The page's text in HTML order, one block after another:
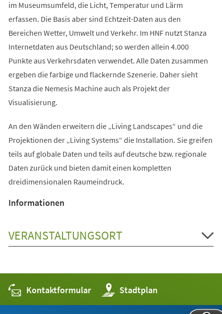
im Museumsumfeld, die Licht, Temperatur und Lärm
erfassen. Die Basis aber sind Echtzeit-Daten aus den
Bereichen Wetter, Umwelt und Verkehr. Im HNF nutzt Stanza
Internetdaten aus Deutschland; so werden allein 4.000
Punkte aus Verkehrsdaten verwendet. Alle Daten zusammen
ergeben die farbige und flackernde Szenerie. Daher sieht
Stanza die Nemesis Machine auch als Projekt der
Visualisierung.
An den Wänden erweitern die „Living Landscapes“ und die
Projektionen der „Living Systems“ die Installation. Sie greifen
teils auf globale Daten und teils auf deutsche bzw. regionale
Daten zurück und bieten damit einen kompletten
dreidimensionalen Raumeindruck.
Informationen
VERANSTALTUNGSORT
Kontaktformular Stadtplan
(Öffnet
in
einem